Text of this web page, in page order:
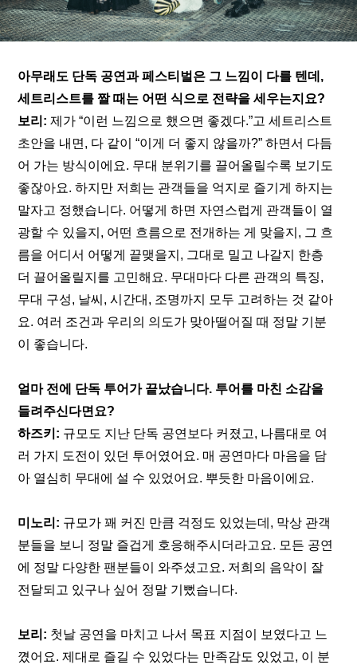
아무래도 단독 공연과 페스티벌은 그 느낌이 다를 텐데,
세트리스트를 짤 때는 어떤 식으로 전략을 세우는지요?
보리: 제가 “이런 느낌으로 했으면 좋겠다.”고 세트리스트
초안을 내면, 다 같이 “이게 더 좋지 않을까?” 하면서 다듬
어 가는 방식이에요. 무대 분위기를 끌어올릴수록 보기도
좋잖아요. 하지만 저희는 관객들을 억지로 즐기게 하지는
말자고 정했습니다. 어떻게 하면 자연스럽게 관객들이 열
광할 수 있을지, 어떤 흐름으로 전개하는 게 맞을지, 그 흐
름을 어디서 어떻게 끝맺을지, 그대로 밀고 나갈지 한층
더 끌어올릴지를 고민해요. 무대마다 다른 관객의 특징,
무대 구성, 날씨, 시간대, 조명까지 모두 고려하는 것 같아
요. 여러 조건과 우리의 의도가 맞아떨어질 때 정말 기분
이 좋습니다.
얼마 전에 단독 투어가 끝났습니다. 투어를 마친 소감을
들려주신다면요?
하즈키: 규모도 지난 단독 공연보다 커졌고, 나름대로 여
러 가지 도전이 있던 투어였어요. 매 공연마다 마음을 담
아 열심히 무대에 설 수 있었어요. 뿌듯한 마음이에요.
미노리: 규모가 꽤 커진 만큼 걱정도 있었는데, 막상 관객
분들을 보니 정말 즐겁게 호응해주시더라고요. 모든 공연
에 정말 다양한 팬분들이 와주셨고요. 저희의 음악이 잘
전달되고 있구나 싶어 정말 기뻤습니다.
보리: 첫날 공연을 마치고 나서 목표 지점이 보였다고 느
꼈어요. 제대로 즐길 수 있었다는 만족감도 있었고, 이 분